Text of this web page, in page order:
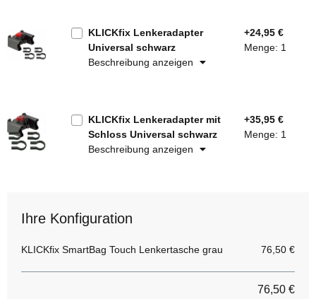
KLICKfix Lenkeradapter
Universal schwarz
Beschreibung anzeigen
+24,95 €
Menge: 1
KLICKfix Lenkeradapter mit
Schloss Universal schwarz
Beschreibung anzeigen
+35,95 €
Menge: 1
Ihre Konfiguration
KLICKfix SmartBag Touch Lenkertasche grau 76,50 €
76,50 €